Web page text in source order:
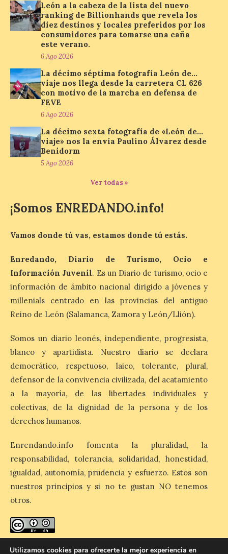
7 Ago 2026
La cadena hotelera pública
en la zona de descanso
junto al control de firmas
y, como novedad, en el
Leaders Lounge, dos espacios exclusivos
para los ciclistas. El recorrido de La
Vuelta discurrirá junto a 17 […]
Última llamada: Eclipse
total del 12 de agosto.
Dónde alojarse y a qué
económica (116€/noche),
pero también una de las
de alojamientos libres.
Zamora, Palencia y Álava son las
provincias con menos margen: apenas un
1% de los alojamientos siguen libres para
esas […]
El eclipse genera un boom
de reservas hoteleras y
precios desorbitados,
según SiteMinder
7 Ago 2026
Asturias lidera el impacto
del fenómeno, con el
antelación de compra. El
auge de la demanda redefine la
planificación: reservas más anticipadas y
estancias más breves en torno al evento.
Madrid, 7 agosto de […]
León a la cabeza de la lista del nuevo
ranking de Billionhands que revela los
diez destinos y locales preferidos por los
consumidores para tomarse una caña
este verano.
6 Ago 2026
La décimo séptima fotografía León de…
viaje nos llega desde la carretera CL 626
con motivo de la marcha en defensa de
FEVE
6 Ago 2026
La décimo sexta fotografía de «León de…
viaje» nos la envía Paulino Álvarez desde
Benidorm
5 Ago 2026
Ver todas »
¡Somos ENREDANDO.info!
Vamos donde tú vas, estamos donde tú estás.
Enredando, Diario de Turismo, Ocio e
Información Juvenil. Es un Diario de turismo, ocio e
información de ámbito nacional dirigido a jóvenes y
millenials centrado en las provincias del antiguo
Reino de León (Salamanca, Zamora y León/Llión).
Somos un diario leonés, independiente, progresista,
blanco y apartidista. Nuestro diario se declara
democrático, respetuoso, laico, tolerante, plural,
defensor de la convivencia civilizada, del acatamiento
a la mayoría, de las libertades individuales y
colectivas, de la dignidad de la persona y de los
derechos humanos.
Enrendando.info fomenta la pluralidad, la
responsabilidad, tolerancia, solidaridad, honestidad,
igualdad, autonomía, prudencia y esfuerzo. Estos son
nuestros principios y si no te gustan NO tenemos
otros.
Utilizamos cookies para ofrecerte la mejor experiencia en